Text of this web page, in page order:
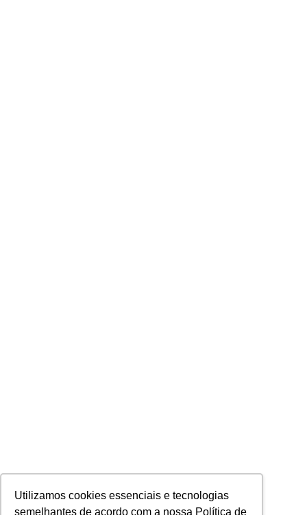
Utilizamos cookies essenciais e tecnologias
semelhantes de acordo com a nossa Política de